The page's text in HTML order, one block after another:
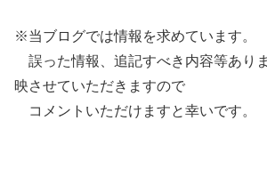
※当ブログでは情報を求めています。
誤った情報、追記すべき内容等あり
映させていただきますので
コメントいただけますと幸いです。